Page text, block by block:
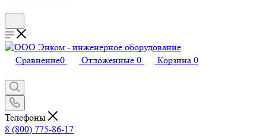
Сравнение0 Отложенные 0 Корзина 0
Телефоны
8 (800) 775-86-17